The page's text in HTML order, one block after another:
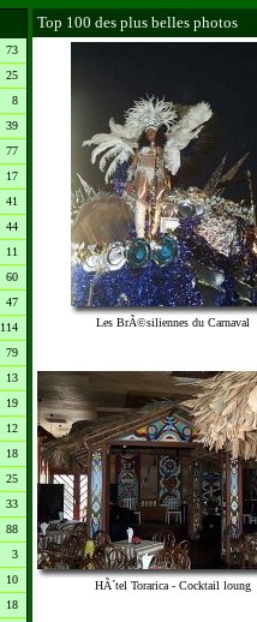
73
25
8
39
77
17
41
44
11
60
47
114
79
13
19
12
18
25
33
88
3
10
18
Top 100 des plus belles photos
Les BrÃ©siliennes du Carnaval
HÃ´tel Torarica - Cocktail loung